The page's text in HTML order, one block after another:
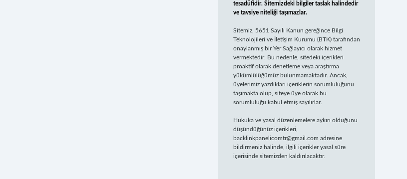
tesadüfidir. Sitemizdeki bilgiler taslak halindedir
ve tavsiye niteliği taşımazlar.
Sitemiz, 5651 Sayılı Kanun gereğince Bilgi
Teknolojileri ve İletişim Kurumu (BTK) tarafından
onaylanmış bir Yer Sağlayıcı olarak hizmet
vermektedir. Bu nedenle, sitedeki içerikleri
proaktif olarak denetleme veya araştırma
yükümlülüğümüz bulunmamaktadır. Ancak,
üyelerimiz yazdıkları içeriklerin sorumluluğunu
taşımakta olup, siteye üye olarak bu
sorumluluğu kabul etmiş sayılırlar.
Hukuka ve yasal düzenlemelere aykırı olduğunu
düşündüğünüz içerikleri,
backlinkpanelicomtr@gmail.com adresine
bildirmeniz halinde, ilgili içerikler yasal süre
içerisinde sitemizden kaldırılacaktır.